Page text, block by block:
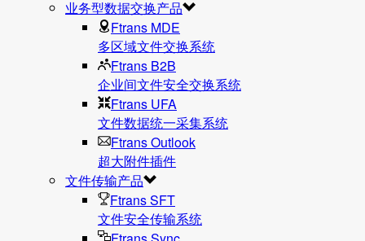
业务型数据交换产品
Ftrans MDE
多区域文件交换系统
Ftrans B2B
企业间文件安全交换系统
Ftrans UFA
文件数据统⼀采集系统
Ftrans Outlook
超大附件插件
文件传输产品
Ftrans SFT
文件安全传输系统